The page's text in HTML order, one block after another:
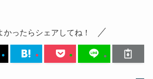
かったらシェアしてね！